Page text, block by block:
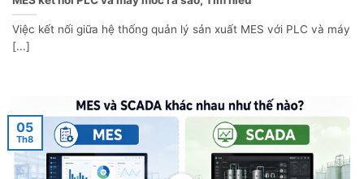
Việc kết nối giữa hệ thống quản lý sản xuất MES với PLC và máy
[...]
05
Th8